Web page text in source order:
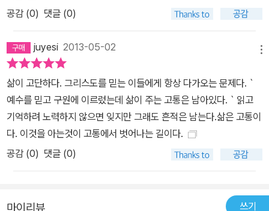
공감 (0) 댓글 (0)
juyesi 2013-05-02
삶이 고단하다. 그리스도를 믿는 이들에게 항상 다가오는 문제다.｀
예수를 믿고 구원에 이르렀는데 삶이 주는 고통은 남아있다.｀읽고
기억하려 노력하지 않으면 잊지만 그래도 흔적은 남는다.삶은 고통이
다. 이것을 아는것이 고통에서 벗어나는 길이다.
공감 (0) 댓글 (0)
마이리뷰 쓰기